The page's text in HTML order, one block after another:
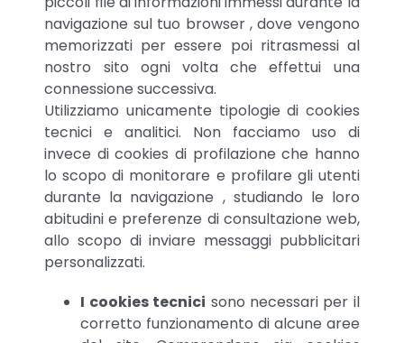
navigazione sul tuo browser , dove vengono
memorizzati per essere poi ritrasmessi al
nostro sito ogni volta che effettui una
connessione successiva.
Utilizziamo unicamente tipologie di cookies
tecnici e analitici. Non facciamo uso di
invece di cookies di profilazione che hanno
lo scopo di monitorare e profilare gli utenti
durante la navigazione , studiando le loro
abitudini e preferenze di consultazione web,
allo scopo di inviare messaggi pubblicitari
personalizzati.
I cookies tecnici sono necessari per il
corretto funzionamento di alcune aree